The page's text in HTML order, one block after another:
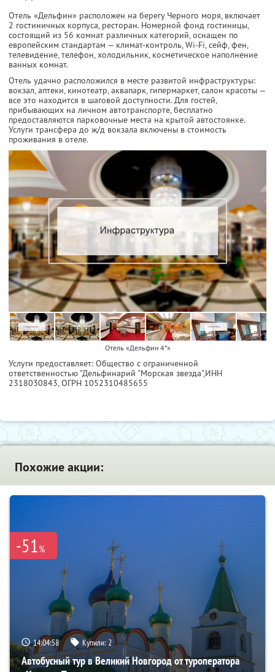
Отель «Дельфин» расположен на берегу Черного моря, включает
2 гостиничных корпуса, ресторан. Номерной фонд гостиницы,
состоящий из 56 комнат различных категорий, оснащен по
европейским стандартам — климат-контроль, Wi-Fi, сейф, фен,
телевидение, телефон, холодильник, косметическое наполнение
ванных комнат.
Отель удачно расположился в месте развитой инфраструктуры:
вокзал, аптеки, кинотеатр, аквапарк, гипермаркет, салон красоты —
все это находится в шаговой доступности. Для гостей,
прибывающих на личном автотранспорте, бесплатно
предоставляются парковочные места на крытой автостоянке.
Услуги трансфера до ж/д вокзала включены в стоимость
проживания в отеле.
Отель «Дельфин 4*»
Услуги предоставляет: Общество с ограниченной
ответственностью "Дельфинарий "Морская звезда",ИНН
2318030843, ОГРН 1052310485655
Похожие акции:
-51%
14:04:57 Купили:2
Автобусный тур в Великий Новгород от туроператора